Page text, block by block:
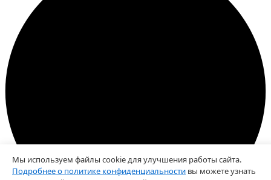
Мы используем файлы cookie для улучшения работы сайта.
Подробнее о политике конфиденциальности вы можете узнать